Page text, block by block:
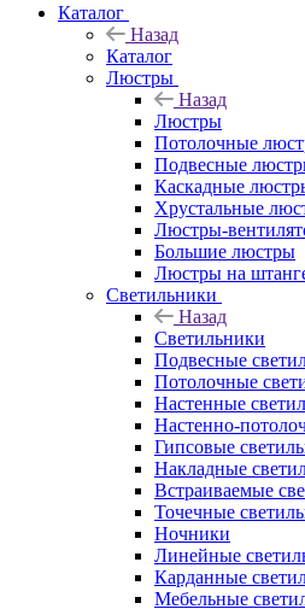
Каталог
Назад
Каталог
Люстры
Назад
Люстры
Потолочные
Подвесные
Каскадные
Хрустальные
Люстры-
Большие люстры
Люстры на
Светильники
Назад
Светильники
Подвесные
Потолочные
Настенные
Настенно-
Гипсовые
Накладные
Встраиваемые
Точечные
Ночники
Линейные
Карданные
Мебельные